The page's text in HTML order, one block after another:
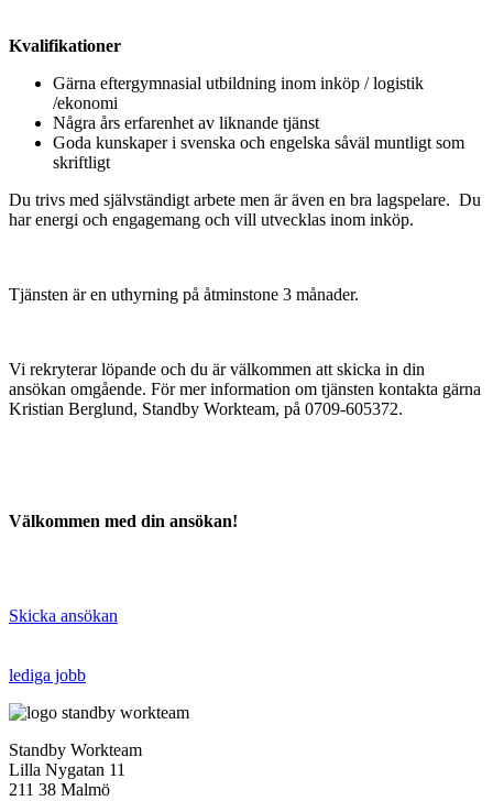
Kvalifikationer
Gärna eftergymnasial utbildning inom inköp / logistik
/ekonomi
Några års erfarenhet av liknande tjänst
Goda kunskaper i svenska och engelska såväl muntligt som
skriftligt
Du trivs med självständigt arbete men är även en bra lagspelare. Du
har energi och engagemang och vill utvecklas inom inköp.
Tjänsten är en uthyrning på åtminstone 3 månader.
Vi rekryterar löpande och du är välkommen att skicka in din
ansökan omgående. För mer information om tjänsten kontakta gärna
Kristian Berglund, Standby Workteam, på 0709-605372.
Välkommen med din ansökan!
Skicka ansökan
lediga jobb
Standby Workteam
Lilla Nygatan 11
211 38 Malmö